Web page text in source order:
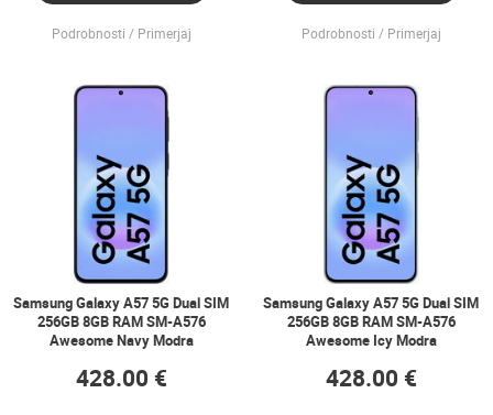
Podrobnosti Primerjaj Podrobnosti Primerjaj
Samsung Galaxy A57 5G Dual SIM
256GB 8GB RAM SM-A576
Awesome Navy Modra
428.00 €
Samsung Galaxy A57 5G Dual SIM
256GB 8GB RAM SM-A576
Awesome Icy Modra
428.00 €